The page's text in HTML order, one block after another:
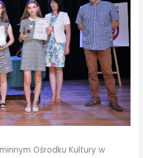
Ośrodku Kultury w